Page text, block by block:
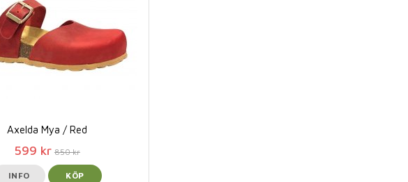
Axelda Mya / Red
599 kr 850 kr
INFO KÖP